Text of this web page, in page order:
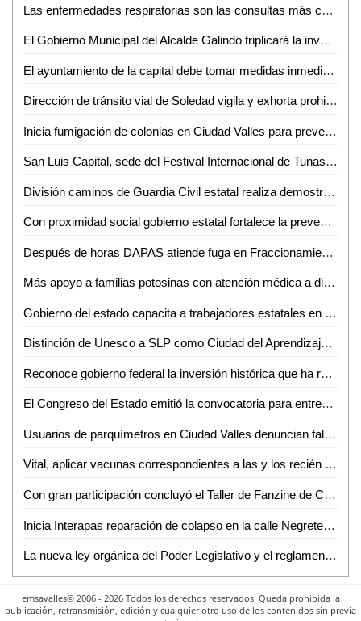
Las enfermedades respiratorias son las consultas más comunes en Valles: Jesús Baltierrez
El Gobierno Municipal del Alcalde Galindo triplicará la inversión al campo en los próximos tres años
El ayuntamiento de la capital debe tomar medidas inmediatas para reestablecer los servicios públicos en la demarcación de Villa de Pozos
Dirección de tránsito vial de Soledad vigila y exhorta prohibición de acceso al Río Santiago
Inicia fumigación de colonias en Ciudad Valles para prevenir brotes de dengue
San Luis Capital, sede del Festival Internacional de Tunas y Estudiantinas este fin de semana
División caminos de Guardia Civil estatal realiza demostración a niñas y niños de institución infantil
Con proximidad social gobierno estatal fortalece la prevención
Después de horas DAPAS atiende fuga en Fraccionamiento El Sol
Más apoyo a familias potosinas con atención médica a distancia
Gobierno del estado capacita a trabajadores estatales en ética e integridad
Distinción de Unesco a SLP como Ciudad del Aprendizaje muestra el progreso impulsado por el Gobierno de la Capital: AMPI
Reconoce gobierno federal la inversión histórica que ha realizado el ayuntamiento de SLP en el campo
El Congreso del Estado emitió la convocatoria para entregar la presea al mérito "Plan de San Luis", año 2024: Dip. Claudia Tristán Alvarado
Usuarios de parquímetros en Ciudad Valles denuncian fallas constantes
Vital, aplicar vacunas correspondientes a las y los recién nacidos
Con gran participación concluyó el Taller de Fanzine de Cultura Municipal
Inicia Interapas reparación de colapso en la calle Negrete en el Barrio de San Sebastián.
La nueva ley orgánica del Poder Legislativo y el reglamento del congreso del estado, no implicará ningún gasto extraordinario
emsavalles© 2006 - 2026 Todos los derechos reservados. Queda prohibida la
publicación, retransmisión, edición y cualquier otro uso de los contenidos sin previa